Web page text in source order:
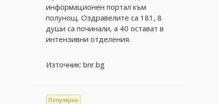
информационен портал към
полунощ. Оздравелите са 181, 8
души са починали, а 40 остават в
интензивни отделения.
Източник: bnr.bg
Популярно